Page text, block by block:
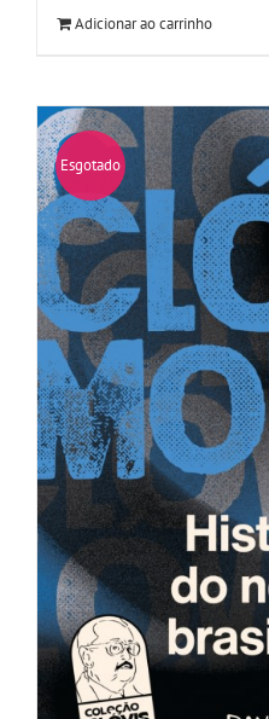
R$95,00.R$80,75.
Adicionar ao carrinho
Esgotado